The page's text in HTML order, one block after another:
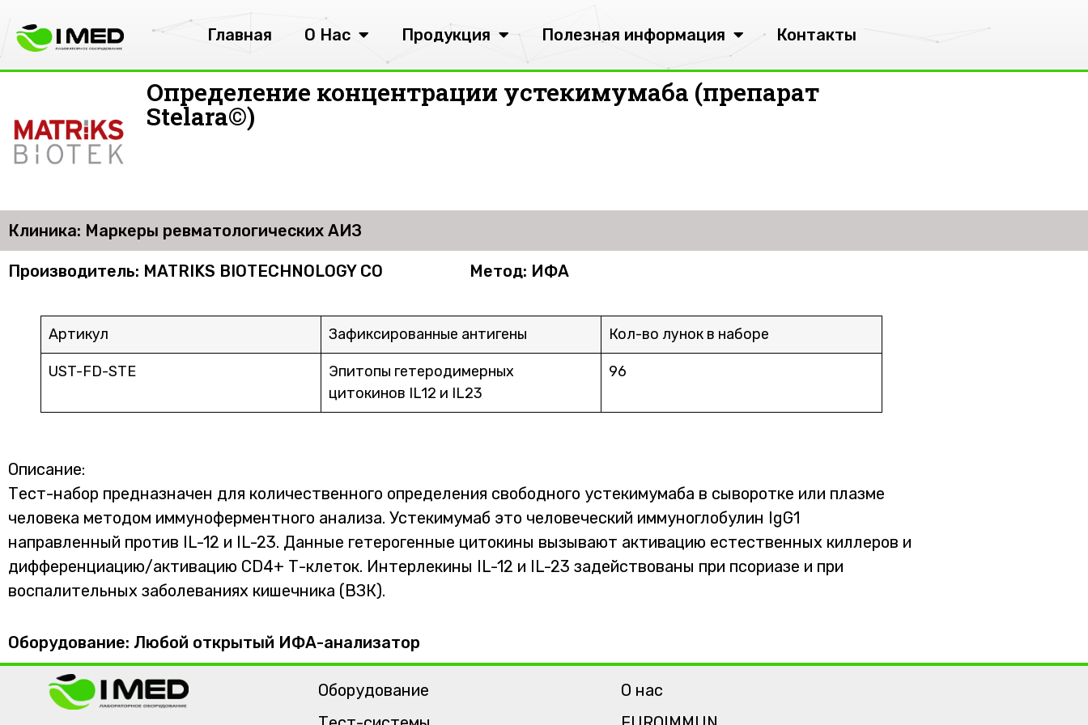
Главная О Нас Продукция Полезная информация Контакты
Определение концентрации устекимумаба (препарат
Stelara©)
Клиника: Маркеры ревматологических АИЗ
Производитель: MATRIKS BIOTECHNOLOGY CO Метод: ИФА
Артикул Зафиксированные антигены Кол-во лунок в наборе
UST-FD-STE
Эпитопы гетеродимерных
цитокинов IL12 и IL23
96
Описание:
Тест-набор предназначен для количественного определения свободного устекимумаба в сыворотке или плазме
человека методом иммуноферментного анализа. Устекимумаб это человеческий иммуноглобулин IgG1
направленный против IL-12 и IL-23. Данные гетерогенные цитокины вызывают активацию естественных киллеров и
дифференциацию/активацию CD4+ Т-клеток. Интерлекины IL-12 и IL-23 задействованы при псориазе и при
воспалительных заболеваниях кишечника (ВЗК).
Оборудование: Любой открытый ИФА-анализатор
Оборудование
О нас